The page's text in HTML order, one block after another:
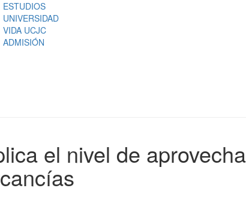
ESTUDIOS
UNIVERSIDAD
VIDA UCJC
ADMISIÓN
el nivel de